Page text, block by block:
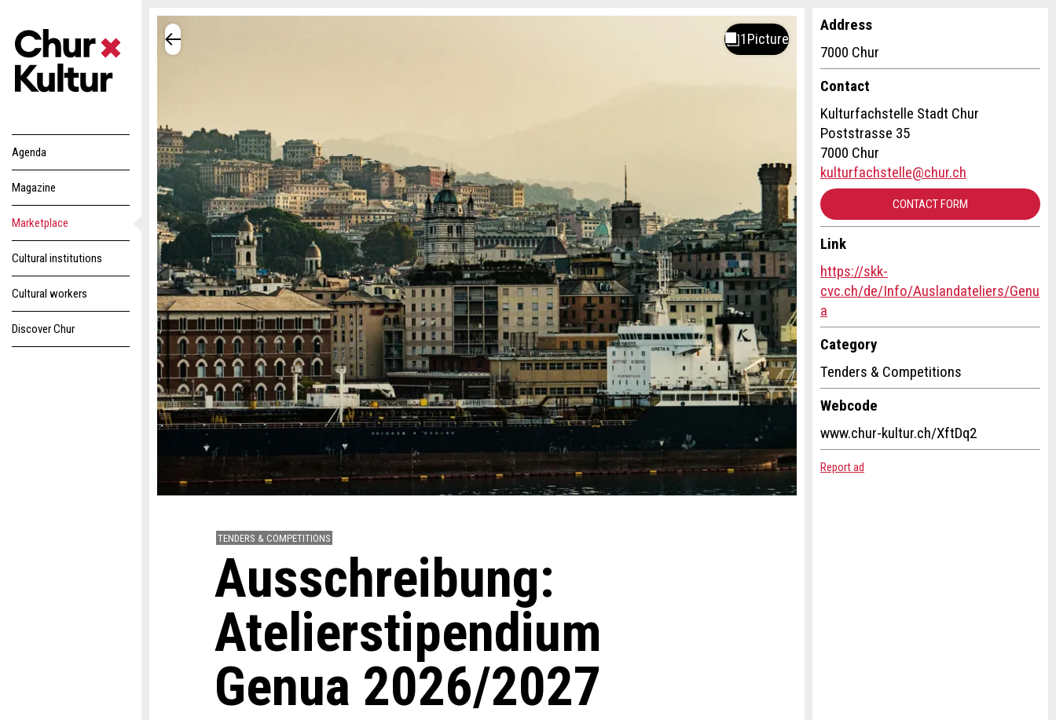
Agenda
Magazine
Marketplace
Cultural institutions
Cultural workers
Discover Chur
TENDERS & COMPETITIONS
Ausschreibung:
Atelierstipendium
Genua 2026/2027
Address
7000 Chur
Contact
Kulturfachstelle Stadt Chur
Poststrasse 35
7000 Chur
kulturfachstelle@chur.ch
CONTACT FORM
Link
https://skk-
cvc.ch/de/Info/Auslandateliers/Genu
a
Category
Tenders & Competitions
Webcode
www.chur-kultur.ch/XftDq2
Report ad